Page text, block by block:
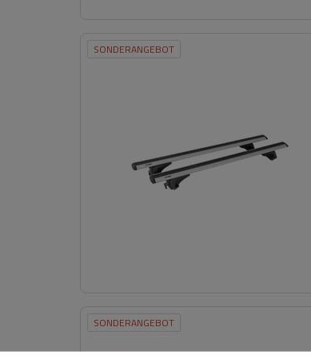
SONDERANGEBOT
SONDERANGEBOT